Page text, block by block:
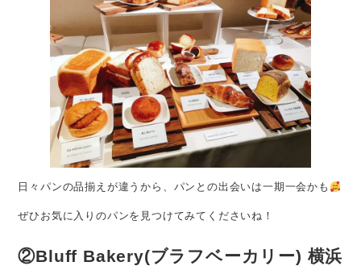
日々パンの品揃えが違うから、パンとの出会いは一期一会かも
ぜひお気に入りのパンを見つけてみてくださいね！
②Bluff Bakery(ブラフベーカリー) 横浜